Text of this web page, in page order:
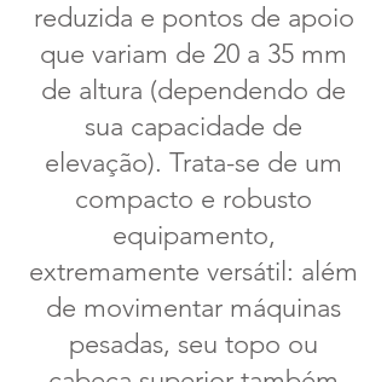
reduzida e pontos de apoio
que variam de 20 a 35 mm
de altura (dependendo de
sua capacidade de
elevação). Trata-se de um
compacto e robusto
equipamento,
extremamente versátil: além
de movimentar máquinas
pesadas, seu topo ou